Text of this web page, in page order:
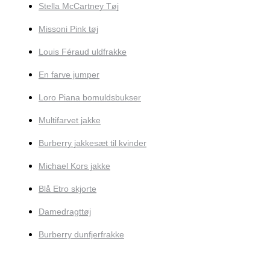
Stella McCartney Tøj
Missoni Pink tøj
Louis Féraud uldfrakke
En farve jumper
Loro Piana bomuldsbukser
Multifarvet jakke
Burberry jakkesæt til kvinder
Michael Kors jakke
Blå Etro skjorte
Damedragttøj
Burberry dunfjerfrakke